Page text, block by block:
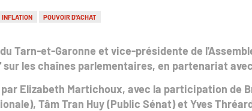
INFLATION POUVOIR D'ACHAT
Tarn-et-Garonne et vice-présidente de
sur les chaînes parlementaires, en partenariat
Elizabeth Martichoux, avec la participation de
Tâm Tran Huy (Public Sénat) et Yves